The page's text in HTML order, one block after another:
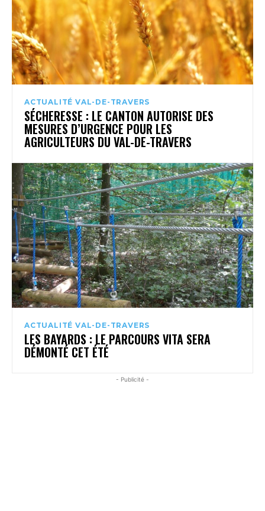
ACTUALITÉ VAL-DE-TRAVERS
SÉCHERESSE : LE CANTON AUTORISE DES
MESURES D’URGENCE POUR LES
AGRICULTEURS DU VAL-DE-TRAVERS
ACTUALITÉ VAL-DE-TRAVERS
LES BAYARDS : LE PARCOURS VITA SERA
DÉMONTÉ CET ÉTÉ
- Publicité -